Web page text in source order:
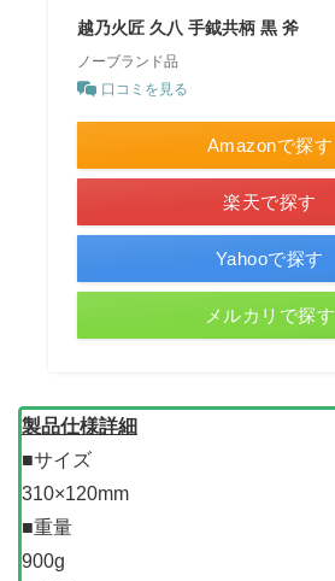
越乃火匠 久八 手鉞共柄 黒 斧
ノーブランド品
口コミを見る
Amazonで探す
楽天で探す
Yahooで探す
メルカリで探す
製品仕様詳細
■サイズ
310×120mm
■重量
900g